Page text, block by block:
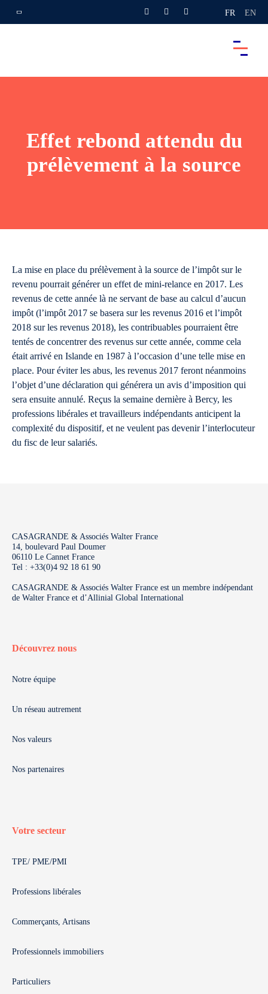
FR EN
Effet rebond attendu du
prélèvement à la source
La mise en place du prélèvement à la source de l’impôt sur le
revenu pourrait générer un effet de mini-relance en 2017. Les
revenus de cette année là ne servant de base au calcul d’aucun
impôt (l’impôt 2017 se basera sur les revenus 2016 et l’impôt
2018 sur les revenus 2018), les contribuables pourraient être
tentés de concentrer des revenus sur cette année, comme cela
était arrivé en Islande en 1987 à l’occasion d’une telle mise en
place. Pour éviter les abus, les revenus 2017 feront néanmoins
l’objet d’une déclaration qui générera un avis d’imposition qui
sera ensuite annulé. Reçus la semaine dernière à Bercy, les
professions libérales et travailleurs indépendants anticipent la
complexité du dispositif, et ne veulent pas devenir l’interlocuteur
du fisc de leur salariés.
CASAGRANDE & Associés Walter France
14, boulevard Paul Doumer
06110 Le Cannet France
Tel : +33(0)4 92 18 61 90
CASAGRANDE & Associés Walter France est un membre indépendant
de Walter France et d’Allinial Global International
Découvrez nous
Notre équipe
Un réseau autrement
Nos valeurs
Nos partenaires
Votre secteur
TPE/ PME/PMI
Professions libérales
Commerçants, Artisans
Professionnels immobiliers
Particuliers